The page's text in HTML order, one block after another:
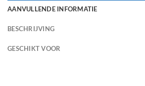
AANVULLENDE INFORMATIE
BESCHRIJVING
GESCHIKT VOOR